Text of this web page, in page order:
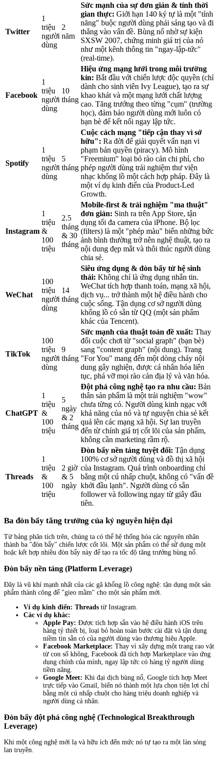
Twitter
1
triệu
người
dùng
2
năm
Sức mạnh của sự đơn giản & tính thời
gian thực: Giới hạn 140 ký tự là một "tính
năng" buộc người dùng phải sáng tạo và đi
thẳng vào vấn đề. Bùng nổ nhờ sự kiện
SXSW 2007, chứng minh giá trị của nó
như một kênh thông tin "ngay-lập-tức"
(real-time).
Facebook
1
triệu
người
dùng
10
tháng
Hiệu ứng mạng lưới trong môi trường
kín: Bắt đầu với chiến lược độc quyền (chỉ
dành cho sinh viên Ivy League), tạo ra sự
khao khát và một mạng lưới chất lượng
cao. Tăng trưởng theo từng "cụm" (trường
học), đảm bảo người dùng mới luôn có
bạn bè để kết nối ngay lập tức.
Spotify
1
triệu
người
dùng
5
tháng
Cuộc cách mạng "tiếp cận thay vì sở
hữu": Ra đời để giải quyết vấn nạn vi
phạm bản quyền (piracy). Mô hình
"Freemium" loại bỏ rào cản chi phí, cho
phép người dùng trải nghiệm thư viện
nhạc khổng lồ một cách hợp pháp. Đây là
một ví dụ kinh điển của Product-Led
Growth.
Instagram
1
triệu
&
100
triệu
2.5
tháng
& 30
tháng
Mobile-first & trải nghiệm "ma thuật"
đơn giản: Sinh ra trên App Store, tận
dụng tối đa camera của iPhone. Bộ lọc
(filters) là một "phép màu" biến những bức
ảnh bình thường trở nên nghệ thuật, tạo ra
nội dung đẹp mắt và thôi thúc người dùng
chia sẻ.
WeChat
100
triệu
người
dùng
14
tháng
Siêu ứng dụng & đòn bẩy từ hệ sinh
thái: Không chỉ là ứng dụng nhắn tin.
WeChat tích hợp thanh toán, mạng xã hội,
dịch vụ... trở thành một hệ điều hành cho
cuộc sống. Tận dụng cơ sở người dùng
khổng lồ có sẵn từ QQ (một sản phẩm
khác của Tencent).
TikTok
100
triệu
người
dùng
9
tháng
Sức mạnh của thuật toán đề xuất: Thay
đổi cuộc chơi từ "social graph" (bạn bè)
sang "content graph" (nội dung). Trang
"For You" mang đến một dòng chảy nội
dung gây nghiện, được cá nhân hóa liên
tục, phá vỡ mọi rào cản địa lý và văn hóa.
ChatGPT
1
triệu
&
100
triệu
5
ngày
& 2
tháng
Đột phá công nghệ tạo ra nhu cầu: Bản
thân sản phẩm là một trải nghiệm "wow"
chưa từng có. Người dùng kinh ngạc với
khả năng của nó và tự nguyện chia sẻ kết
quả lên các mạng xã hội. Sự lan truyền
đến từ chính giá trị cốt lõi của sản phẩm,
không cần marketing rầm rộ.
Threads
1
triệu
&
100
triệu
2 giờ
& 5
ngày
Đòn bẩy nền tảng tuyệt đối: Tận dụng
100% cơ sở người dùng và đồ thị xã hội
của Instagram. Quá trình onboarding chỉ
bằng một cú nhấp chuột, không có "vấn đề
khởi đầu lạnh". Người dùng có sẵn
follower và following ngay từ giây đầu
tiên.
Ba đòn bẩy tăng trưởng của kỷ nguyên hiện đại
Từ bảng phân tích trên, chúng ta có thể hệ thống hóa các nguyên nhân
thành ba "đòn bẩy" chiến lược cốt lõi. Một sản phẩm có thể sử dụng một
hoặc kết hợp nhiều đòn bẩy này để tạo ra tốc độ tăng trưởng bùng nổ.
Đòn bẩy nền tảng (Platform Leverage)
Đây là vũ khí mạnh nhất của các gã khổng lồ công nghệ: tận dụng một sản
phẩm thành công để "gieo mầm" cho một sản phẩm mới.
Ví dụ kinh điển: Threads từ Instagram.
Các ví dụ khác:
Apple Pay: Được tích hợp sẵn vào hệ điều hành iOS trên
hàng tỷ thiết bị, loại bỏ hoàn toàn bước cài đặt và tận dụng
niềm tin sẵn có của người dùng vào thương hiệu Apple.
Facebook Marketplace: Thay vì xây dựng một trang rao vặt
từ con số không, Facebook đã tích hợp Marketplace vào ứng
dụng chính của mình, ngay lập tức có hàng tỷ người dùng
tiềm năng.
Google Meet: Khi đại dịch bùng nổ, Google tích hợp Meet
trực tiếp vào Gmail, biến nó thành một lựa chọn tiện lợi chỉ
bằng một cú nhấp chuột cho hàng triệu doanh nghiệp và
người dùng cá nhân.
Đòn bẩy đột phá công nghệ (Technological Breakthrough
Leverage)
Khi một công nghệ mới lạ và hữu ích đến mức nó tự tạo ra một làn sóng
lan truyền.